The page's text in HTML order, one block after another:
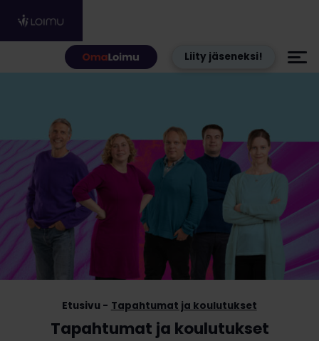
Liity jäseneksi!
Tapahtumat ja koulutukset
Etusivu Tapahtumat ja koulutukset